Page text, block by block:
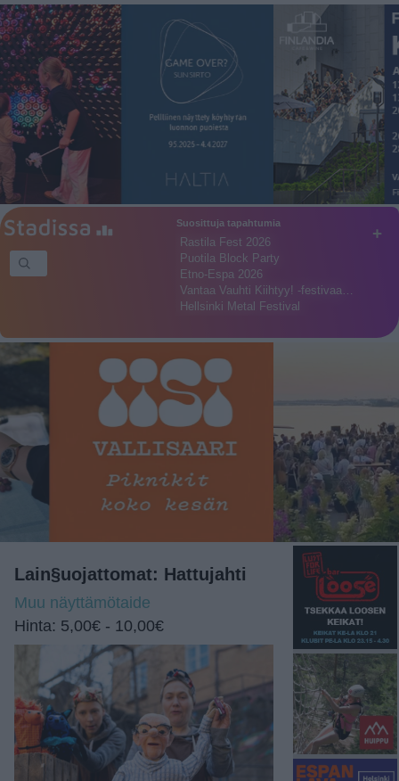
+
Suosittuja tapahtumia
Rastila Fest 2026
Puotila Block Party
Etno-Espa 2026
Vantaa Vauhti Kiihtyy! -festivaa…
Hellsinki Metal Festival
Lain§uojattomat: Hattujahti
Muu näyttämötaide
Hinta: 5,00€ - 10,00€